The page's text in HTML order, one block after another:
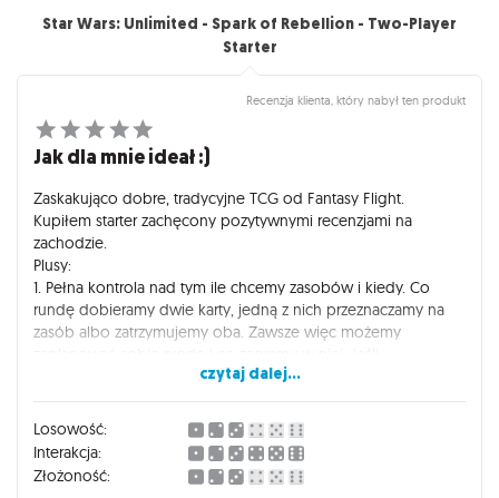
Star Wars: Unlimited - Spark of Rebellion - Two-Player
Starter
Recenzja klienta, który nabył ten produkt
Jak dla mnie ideał :)
Zaskakująco dobre, tradycyjne TCG od Fantasy Flight.
Kupiłem starter zachęcony pozytywnymi recenzjami na
zachodzie.
Plusy:
1. Pełna kontrola nad tym ile chcemy zasobów i kiedy. Co
rundę dobieramy dwie karty, jedną z nich przeznaczamy na
zasób albo zatrzymujemy oba. Zawsze więc możemy
stwierdzamy że mamy dość zasobów, to po prostu już je nie
zagrywamy, tylko dobieramy sobie dwie karty co rundę.
2. Gracze wykonują jedną akcję naprzemiennie, aż obaj
spasują lub ktoś zabierze komuś inicjatywę. Tury więc
zasuwają i trzeba się liczyć z tym, że w każdym momencie
przeciwnik może nas zmusić do zmiany planów.
czytaj dalej...
Losowość:
Interakcja:
Złożoność: